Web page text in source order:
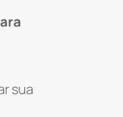
sua